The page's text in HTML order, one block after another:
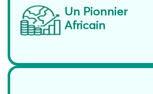
Un Pionnier
Africain